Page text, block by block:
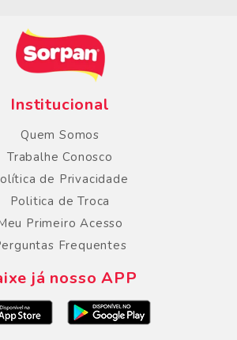
Institucional
Quem Somos
Trabalhe Conosco
de Privacidade
Politica de Troca
Primeiro Acesso
Frequentes
já nosso APP